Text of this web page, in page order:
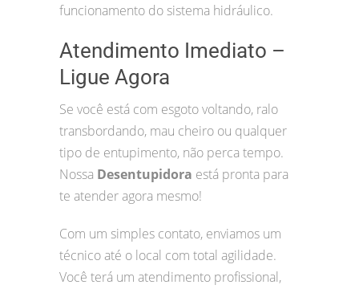
funcionamento do sistema hidráulico.
Atendimento Imediato –
Ligue Agora
Se você está com esgoto voltando, ralo
transbordando, mau cheiro ou qualquer
tipo de entupimento, não perca tempo.
Nossa Desentupidora está pronta para
te atender agora mesmo!
Com um simples contato, enviamos um
técnico até o local com total agilidade.
Você terá um atendimento profissional,